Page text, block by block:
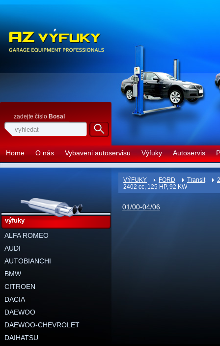
Home O nás Vybaveni autoservisu Výfuky Autoservis
zadejte číslo Bosal
VÝFUKY FORD Transit
2402 cc, 125 HP, 92 KW
01/00-04/06
výfuky
ALFA ROMEO
AUDI
AUTOBIANCHI
BMW
CITROEN
DACIA
DAEWOO
DAEWOO-CHEVROLET
DAIHATSU